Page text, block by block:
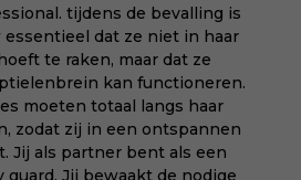
tijdens de bevalling is
dat ze niet in haar
te raken, maar dat ze
kan functioneren.
moeten totaal langs haar
zodat zij in een ontspannen
Jij als partner bent als een
guard. Jij bewaakt de nodige